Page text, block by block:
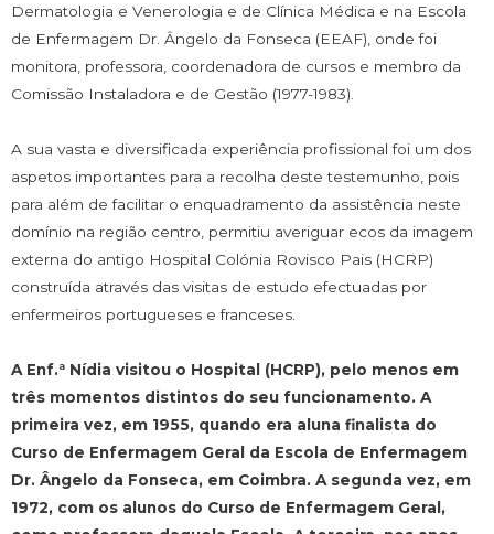
Dermatologia e Venerologia e de Clínica Médica e na Escola
de Enfermagem Dr. Ângelo da Fonseca (EEAF), onde foi
monitora, professora, coordenadora de cursos e membro da
Comissão Instaladora e de Gestão (1977-1983).
A sua vasta e diversificada experiência profissional foi um dos
aspetos importantes para a recolha deste testemunho, pois
para além de facilitar o enquadramento da assistência neste
domínio na região centro, permitiu averiguar ecos da imagem
externa do antigo Hospital Colónia Rovisco Pais (HCRP)
construída através das visitas de estudo efectuadas por
enfermeiros portugueses e franceses.
A Enf.ª Nídia visitou o Hospital (HCRP), pelo menos em
três momentos distintos do seu funcionamento. A
primeira vez, em 1955, quando era aluna finalista do
Curso de Enfermagem Geral da Escola de Enfermagem
Dr. Ângelo da Fonseca, em Coimbra. A segunda vez, em
1972, com os alunos do Curso de Enfermagem Geral,